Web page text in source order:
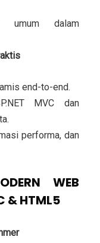
umum dalam
end-to-end.
MVC dan
performa, dan
WEB
& HTML5